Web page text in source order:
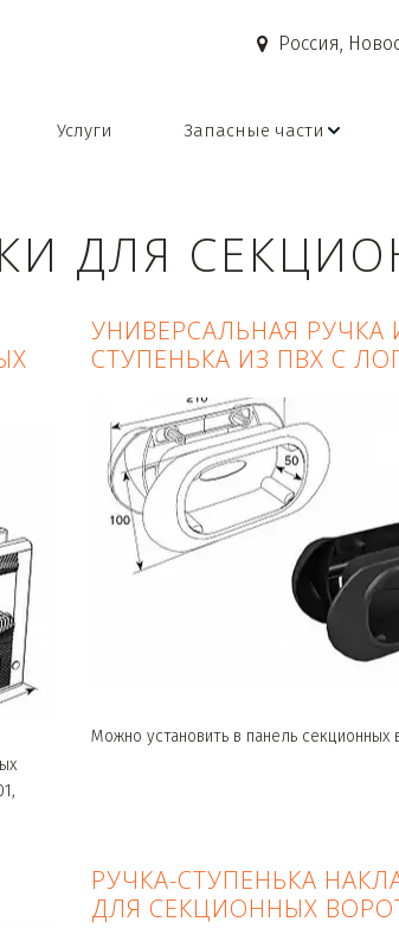
Россия
Услуги Запасные части
ДЛЯ
УНИВЕРСАЛЬНАЯ РУЧКА
СТУПЕНЬКА ИЗ ПВХ С
Можно установить в панель секционных
РУЧКА-СТУПЕНЬКА
ДЛЯ СЕКЦИОННЫХ